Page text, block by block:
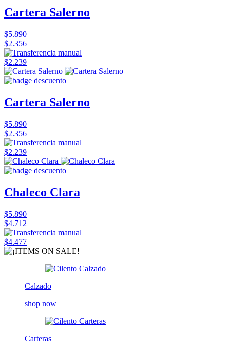
Cartera Salerno
$5.890
$2.356
$2.239
Cartera Salerno
$5.890
$2.356
$2.239
Chaleco Clara
$5.890
$4.712
$4.477
Calzado
shop now
Carteras